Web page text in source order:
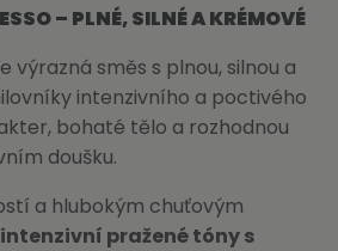
– PLNÉ, SILNÉ A KRÉMOVÉ
výrazná směs s plnou, silnou a
intenzivního a poctivého
bohaté tělo a rozhodnou
doušku.
a hlubokým chuťovým
intenzivní pražené tóny s